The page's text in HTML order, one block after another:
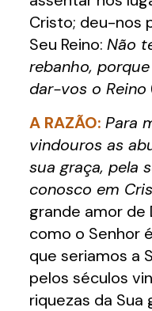
Cristo; deu-nos
Seu Reino: Não
rebanho,
dar-vos o Reino
A RAZÃO: Para
vindouros as
sua graça, pela
conosco em
grande amor de
como o Senhor
que seriamos a
pelos séculos
riquezas da Sua